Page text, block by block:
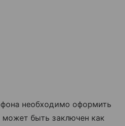
необходимо оформить
быть заключен как